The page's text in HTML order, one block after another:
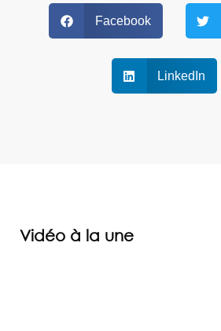
Facebook
LinkedIn
Vidéo à la une